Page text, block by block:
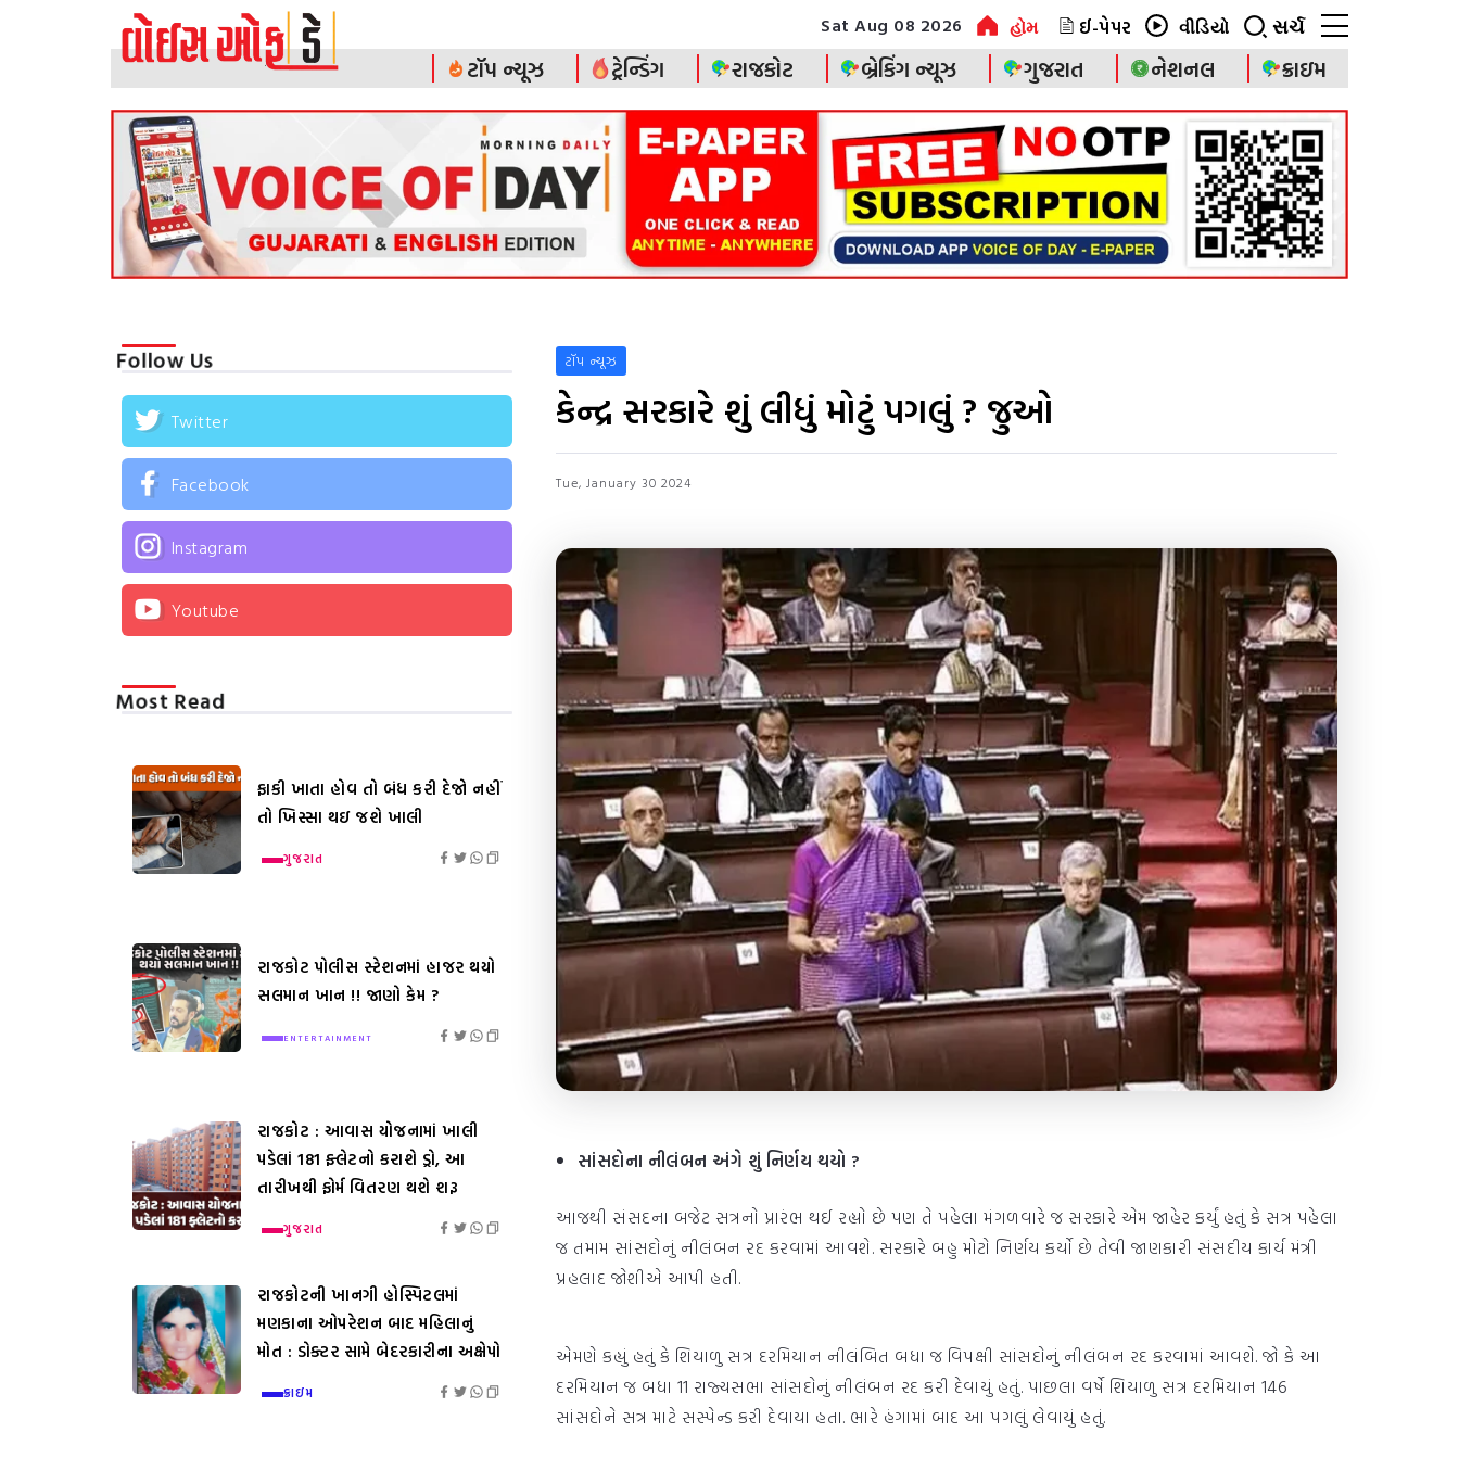
Sat Aug 08 2026 હોમ ઈ-પેપર વીડિયો સર્ચ
ટૉપ ન્યૂઝ ટ્રેન્ડિંગ રાજકોટ બ્રેકિંગ ન્યૂઝ ગુજરાત નેશનલ ક્રાઇમ
ટૉપ ન્યૂઝ
કેન્દ્ર સરકારે શું લીધું મોટું પગલું ? જુઓ
Tue, January 30 2024
સાંસદોના નીલંબન અંગે શું નિર્ણય થયો ?
આજથી સંસદના બજેટ સત્રનો પ્રારંભ થઈ રહ્યો છે પણ તે પહેલા મંગળવારે જ સરકારે એમ જાહેર કર્યું હતું કે સત્ર પહેલા
જ તમામ સાંસદોનું નીલંબન રદ કરવામાં આવશે. સરકારે બહુ મોટો નિર્ણય કર્યો છે તેવી જાણકારી સંસદીય કાર્ય મંત્રી
પ્રહલાદ જોશીએ આપી હતી.
એમણે કહ્યું હતું કે શિયાળુ સત્ર દરમિયાન નીલંબિત બધા જ વિપક્ષી સાંસદોનું નીલંબન રદ કરવામાં આવશે. જો કે આ
દરમિયાન જ બધા 11 રાજ્યસભા સાંસદોનું નીલંબન રદ કરી દેવાયું હતું. પાછલા વર્ષે શિયાળુ સત્ર દરમિયાન 146
સાંસદોને સત્ર માટે સસ્પેન્ડ કરી દેવાયા હતા. ભારે હંગામાં બાદ આ પગલું લેવાયું હતું.
Follow Us
Twitter
Facebook
Instagram
Youtube
Most Read
ફાકી ખાતા હોવ તો બંધ કરી દેજો નહીં
તો ખિસ્સા થઇ જશે ખાલી
ગુજરાત
રાજકોટ પોલીસ સ્ટેશનમાં હાજર થયો
સલમાન ખાન !! જાણો કેમ ?
ENTERTAINMENT
રાજકોટ : આવાસ યોજનામાં ખાલી
પડેલાં 181 ફ્લેટનો કરાશે ડ્રો, આ
તારીખથી ફોર્મ વિતરણ થશે શરૂ
ગુજરાત
રાજકોટની ખાનગી હોસ્પિટલમાં
મણકાના ઓપરેશન બાદ મહિલાનું
મોત : ડોક્ટર સામે બેદરકારીના અક્ષેપો
ક્રાઇમ